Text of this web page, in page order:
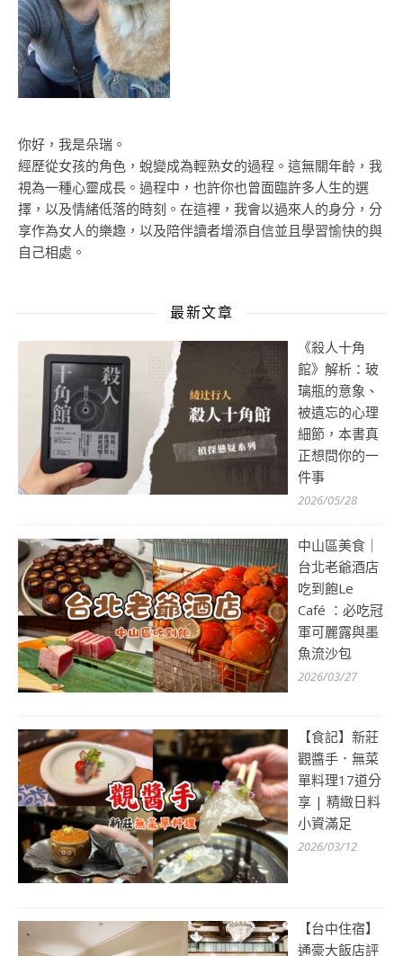
你好，我是朵瑞。
經歷從女孩的角色，蛻變成為輕熟女的過程。這無關年齡，我
視為一種心靈成長。過程中，也許你也曾面臨許多人生的選
擇，以及情緒低落的時刻。在這裡，我會以過來人的身分，分
享作為女人的樂趣，以及陪伴讀者增添自信並且學習愉快的與
自己相處。
最新文章
《殺人十角
館》解析：玻
璃瓶的意象、
被遺忘的心理
細節，本書真
正想問你的一
件事
2026/05/28
中山區美食｜
台北老爺酒店
吃到飽Le
Café ：必吃冠
軍可麗露與墨
魚流沙包
2026/03/27
【食記】新莊
觀醬手．無菜
單料理17道分
享 | 精緻日料
小資滿足
2026/03/12
【台中住宿】
通豪大飯店評